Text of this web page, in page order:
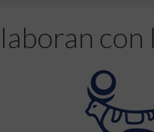
con